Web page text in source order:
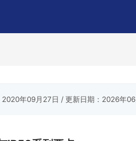
2020年09月27日 / 更新日期：2026年06